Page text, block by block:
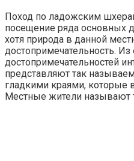
Поход по ладожским
посещение ряда основных
хотя природа в данной
достопримечательность. Из
достопримечательностей
представляют так
гладкими краями, которые
Местные жители называют